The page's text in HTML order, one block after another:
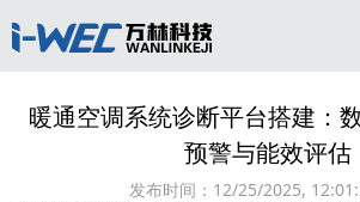
暖通空调系统诊断平台搭建：
预警与能效评估‌
发布时间： 12/25/2025,